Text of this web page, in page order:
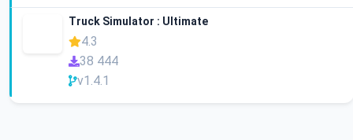
Truck Simulator : Ultimate
4.3
38 444
v1.4.1